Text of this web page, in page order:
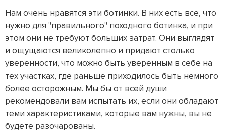
Нам очень нравятся эти ботинки. В них есть все, что
нужно для "правильного" походного ботинка, и при
этом они не требуют больших затрат. Они выглядят
и ощущаются великолепно и придают столько
уверенности, что можно быть уверенным в себе на
тех участках, где раньше приходилось быть немного
более осторожным. Мы бы от всей души
рекомендовали вам испытать их, если они обладают
теми характеристиками, которые вам нужны, вы не
будете разочарованы.